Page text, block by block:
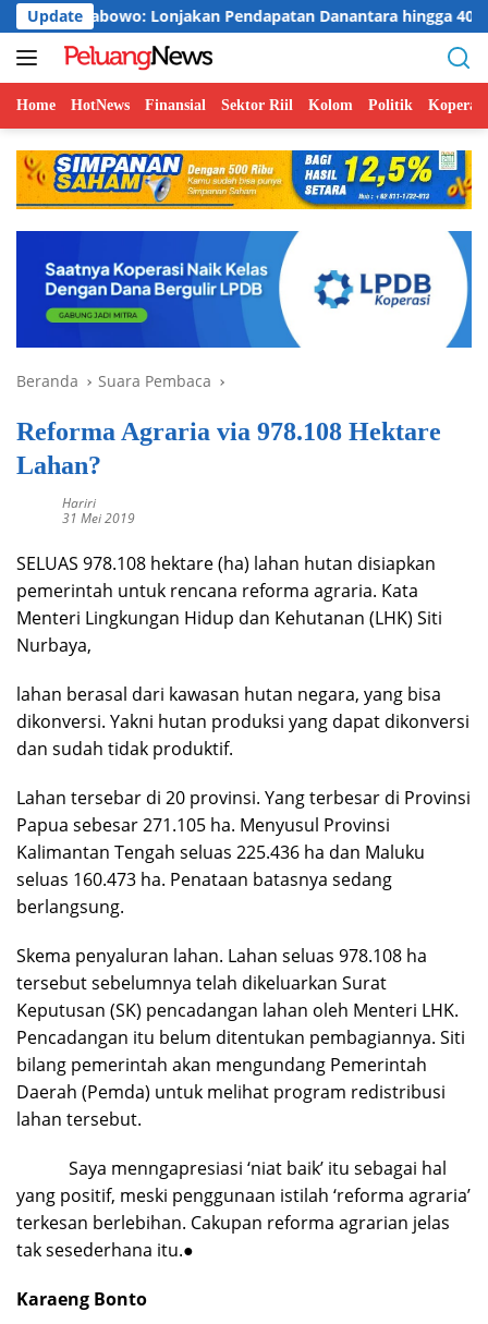
Langsung
ke
konten
Update
Lonjakan Pendapatan Danantara hingga 400% Perlu
Home HotNews Finansial Sektor Riil Kolom Politik Koperasi
Beranda Suara Pembaca
Reforma Agraria via 978.108 Hektare
Lahan?
Hariri
31 Mei 2019
SELUAS 978.108 hektare (ha) lahan hutan disiapkan
pemerintah untuk rencana reforma agraria. Kata
Menteri Lingkungan Hidup dan Kehutanan (LHK) Siti
Nurbaya,
lahan berasal dari kawasan hutan negara, yang bisa
dikonversi. Yakni hutan produksi yang dapat dikonversi
dan sudah tidak produktif.
Lahan tersebar di 20 provinsi. Yang terbesar di Provinsi
Papua sebesar 271.105 ha. Menyusul Provinsi
Kalimantan Tengah seluas 225.436 ha dan Maluku
seluas 160.473 ha. Penataan batasnya sedang
berlangsung.
Skema penyaluran lahan. Lahan seluas 978.108 ha
tersebut sebelumnya telah dikeluarkan Surat
Keputusan (SK) pencadangan lahan oleh Menteri LHK.
Pencadangan itu belum ditentukan pembagiannya. Siti
bilang pemerintah akan mengundang Pemerintah
Daerah (Pemda) untuk melihat program redistribusi
lahan tersebut.
Saya menngapresiasi ‘niat baik’ itu sebagai hal
yang positif, meski penggunaan istilah ‘reforma agraria’
terkesan berlebihan. Cakupan reforma agrarian jelas
tak sesederhana itu.●
Karaeng Bonto